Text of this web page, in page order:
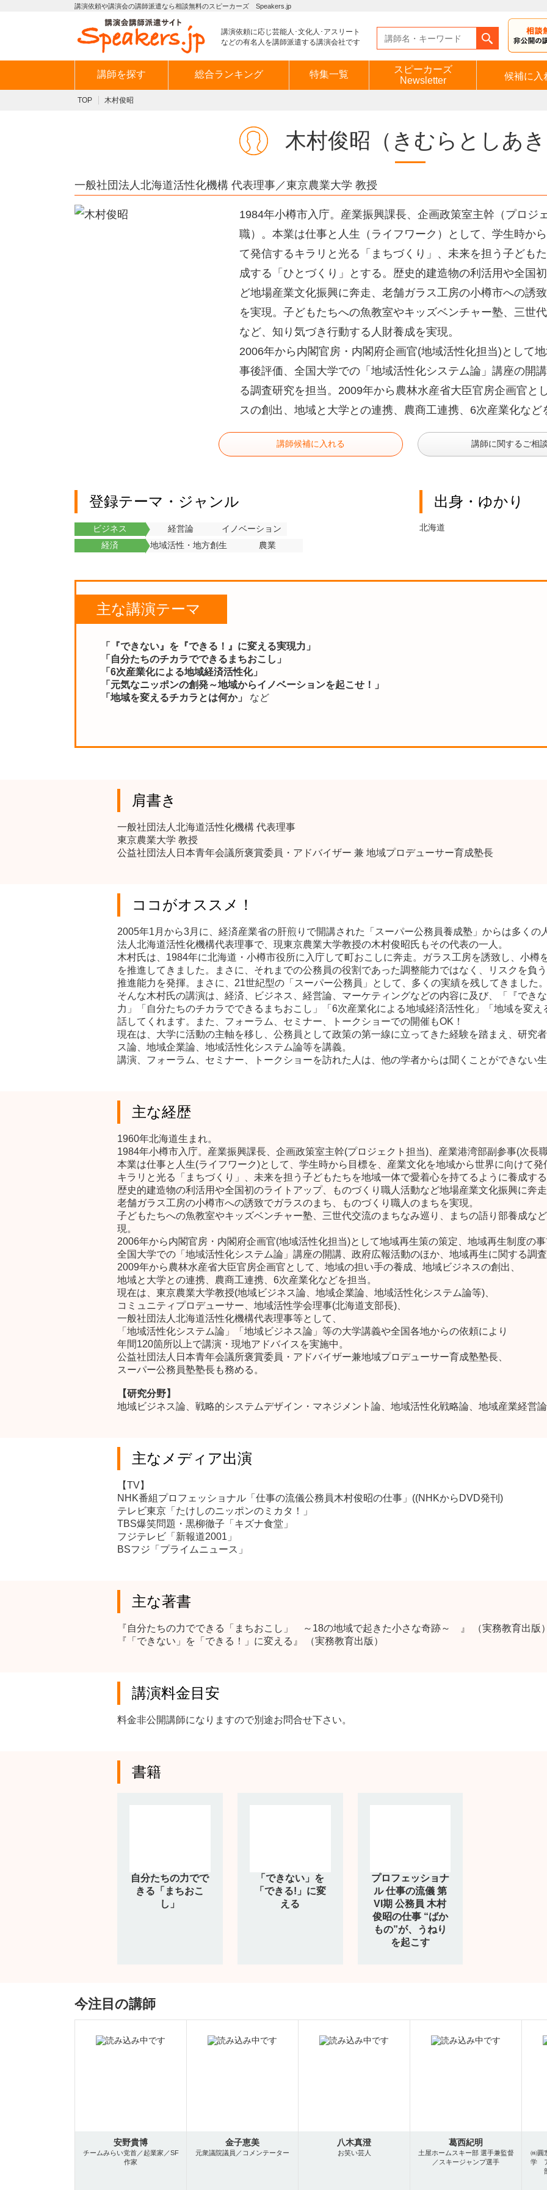
講演依頼や講演会の講師派遣なら相談無料のスピーカーズ Speakers.jp
講演依頼に応じ芸能人･文化人･アスリート
などの有名人を講師派遣する講演会社です
講師を探す 総合ランキング 特集一覧
スピーカーズ
Newsletter
候補に入
TOP 木村俊昭
木村俊昭 （きむらとしあ
一般社団法人北海道活性化機構 代表理事／東京農業大学 教授
1984年小樽市入庁。産業振興課長、企画政策室主幹（プロジ
職）。本業は仕事と人生（ライフワーク）として、学生時か
て発信するキラリと光る「まちづくり」、未来を担う子ども
成する「ひとづくり」とする。歴史的建造物の利活用や全国
ど地場産業文化振興に奔走、老舗ガラス工房の小樽市への誘
を実現。子どもたちへの魚教室やキッズベンチャー塾、三世
など、知り気づき行動する人財養成を実現。
2006年から内閣官房・内閣府企画官(地域活性化担当)として
事後評価、全国大学での「地域活性化システム論」講座の開
る調査研究を担当。2009年から農林水産省大臣官房企画官と
スの創出、地域と大学との連携、農商工連携、6次産業化など
講師候補に入れる 講師に関するご相
登録テーマ・ジャンル
ビジネス 経営論
イノベーション
経済
地域活性・地方創生 農業
出身・ゆかり
北海道
主な講演テーマ
「『できない』を『できる！』に変える実現力」
「自分たちのチカラでできるまちおこし」
「6次産業化による地域経済活性化」
「元気なニッポンの創発～地域からイノベーションを起こせ！」
「地域を変えるチカラとは何か」
など
肩書き
一般社団法人北海道活性化機構 代表理事
東京農業大学 教授
公益社団法人日本青年会議所褒賞委員・アドバイザー 兼 地域プロデューサー育成塾長
ココがオススメ！
2005年1月から3月に、経済産業省の肝煎りで開講された「スーパー公務員養成塾」からは多くの
法人北海道活性化機構代表理事で、現東京農業大学教授の木村俊昭氏もその代表の一人。
木村氏は、1984年に北海道・小樽市役所に入庁して町おこしに奔走。ガラス工房を誘致し、小樽
を推進してきました。まさに、それまでの公務員の役割であった調整能力ではなく、リスクを負
推進能力を発揮。まさに、21世紀型の「スーパー公務員」として、多くの実績を残してきました
そんな木村氏の講演は、経済、ビジネス、経営論、マーケティングなどの内容に及び、「『でき
力」「自分たちのチカラでできるまちおこし」「6次産業化による地域経済活性化」「地域を変
話してくれます。また、フォーラム、セミナー、トークショーでの開催もOK！
現在は、大学に活動の主軸を移し、公務員として政策の第一線に立ってきた経験を踏まえ、研究
ス論、地域企業論、地域活性化システム論等を講義。
講演、フォーラム、セミナー、トークショーを訪れた人は、他の学者からは聞くことができない
主な経歴
1960年北海道生まれ。
1984年小樽市入庁。産業振興課長、企画政策室主幹(プロジェクト担当)、産業港湾部副参事(次長
本業は仕事と人生(ライフワーク)として、学生時から目標を、産業文化を地域から世界に向けて発
キラリと光る「まちづくり」、未来を担う子どもたちを地域一体で愛着心を持てるように養成す
歴史的建造物の利活用や全国初のライトアップ、ものづくり職人活動など地場産業文化振興に奔
老舗ガラス工房の小樽市への誘致でガラスのまち、ものづくり職人のまちを実現。
子どもたちへの魚教室やキッズベンチャー塾、三世代交流のまちなみ巡り、まちの語り部養成な
現。
2006年から内閣官房・内閣府企画官(地域活性化担当)として地域再生策の策定、地域再生制度の
全国大学での「地域活性化システム論」講座の開講、政府広報活動のほか、地域再生に関する調
2009年から農林水産省大臣官房企画官として、地域の担い手の養成、地域ビジネスの創出、
地域と大学との連携、農商工連携、6次産業化などを担当。
現在は、東京農業大学教授(地域ビジネス論、地域企業論、地域活性化システム論等)、
コミュニティプロデューサー、地域活性学会理事(北海道支部長)、
一般社団法人北海道活性化機構代表理事等として、
「地域活性化システム論」「地域ビジネス論」等の大学講義や全国各地からの依頼により
年間120箇所以上で講演・現地アドバイスを実施中。
公益社団法人日本青年会議所褒賞委員・アドバイザー兼地域プロデューサー育成塾塾長、
スーパー公務員塾塾長も務める。
【研究分野】
地域ビジネス論、戦略的システムデザイン・マネジメント論、地域活性化戦略論、地域産業経営論
主なメディア出演
【TV】
NHK番組プロフェッショナル「仕事の流儀公務員木村俊昭の仕事」((NHKからDVD発刊)
テレビ東京「たけしのニッポンのミカタ！」
TBS爆笑問題・黒柳徹子「キズナ食堂」
フジテレビ「新報道2001」
BSフジ「プライムニュース」
主な著書
『自分たちの力でできる「まちおこし」 ～18の地域で起きた小さな奇跡～ 』 （実務教育出版
『「できない」を「できる！」に変える』 （実務教育出版）
講演料金目安
料金非公開講師になりますので別途お問合せ下さい。
書籍
自分たちの力でで
きる「まちおこ
し」
「できない」を
「できる!」に変
える
プロフェッショナ
ル 仕事の流儀 第
VI期 公務員 木村
俊昭の仕事 “ばか
もの”が、うねり
を起こす
今注目の講師
安野貴博
チームみらい党首／起業家／SF
作家
金子恵美
元衆議院議員／コメンテーター
八木真澄
お笑い芸人
葛西紀明
土屋ホームスキー部 選手兼監督
／スキージャンプ選手
㈱圓
学